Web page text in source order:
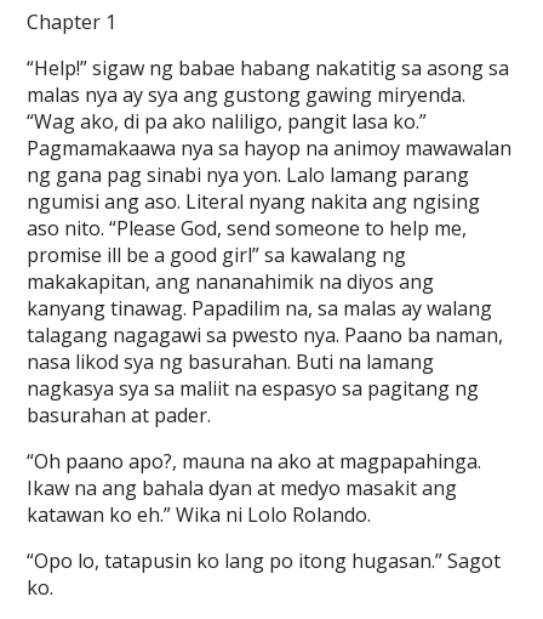
Chapter 1
“Help!” sigaw ng babae habang nakatitig sa asong sa
malas nya ay sya ang gustong gawing miryenda.
“Wag ako, di pa ako naliligo, pangit lasa ko.”
Pagmamakaawa nya sa hayop na animoy mawawalan
ng gana pag sinabi nya yon. Lalo lamang parang
ngumisi ang aso. Literal nyang nakita ang ngising
aso nito. “Please God, send someone to help me,
promise ill be a good girl” sa kawalang ng
makakapitan, ang nananahimik na diyos ang
kanyang tinawag. Papadilim na, sa malas ay walang
talagang nagagawi sa pwesto nya. Paano ba naman,
nasa likod sya ng basurahan. Buti na lamang
nagkasya sya sa maliit na espasyo sa pagitang ng
basurahan at pader.
“Oh paano apo?, mauna na ako at magpapahinga.
Ikaw na ang bahala dyan at medyo masakit ang
katawan ko eh.” Wika ni Lolo Rolando.
“Opo lo, tatapusin ko lang po itong hugasan.” Sagot
ko.